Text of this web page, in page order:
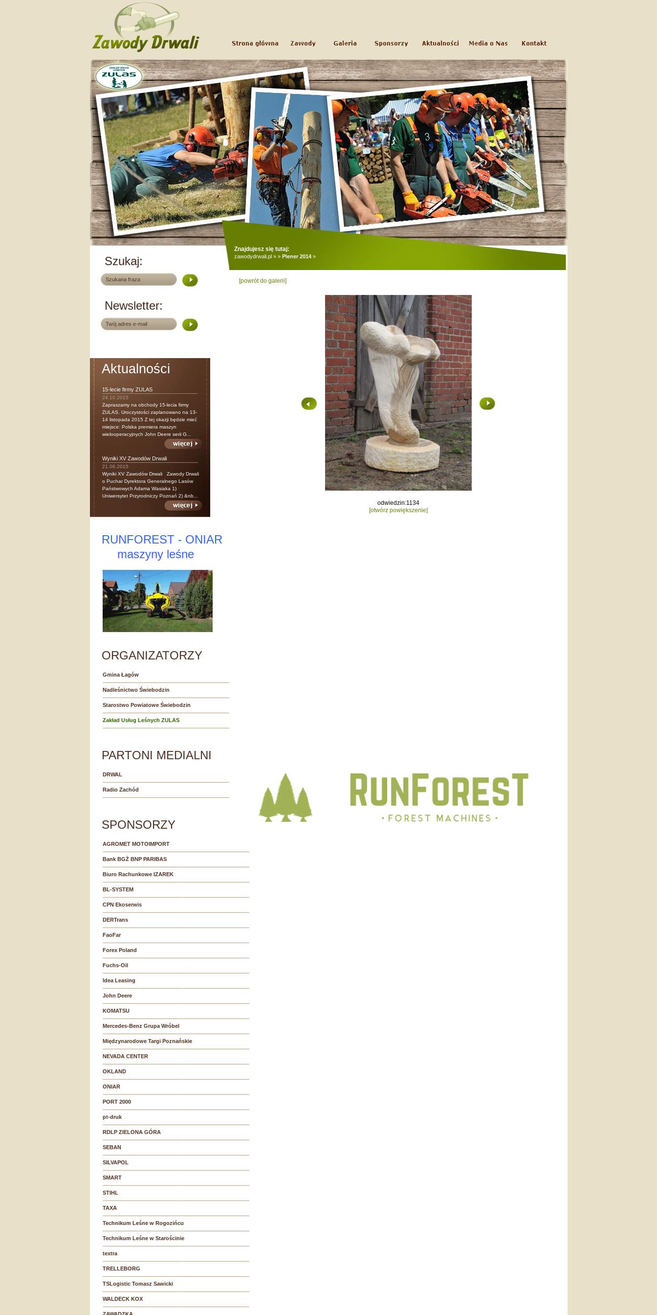
Szukaj:
Newsletter:
Aktualności
15-lecie firmy ZULAS
24.10.2015
Zapraszamy na obchody 15-lecia firmy
ZULAS. Uroczystości zaplanowano na 13-
14 listopada 2015 Z tej okazji będzie mieć
miejsce: Polska premiera maszyn
wielooperacyjnych John Deere serii G...
Wyniki XV Zawodów Drwali
21.06.2015
Wyniki XV Zawodów Drwali Zawody Drwali
o Puchar Dyrektora Generalnego Lasów
Państwowych Adama Wasiaka 1)
Uniwersytet Przyrodniczy Poznań 2) &nb...
RUNFOREST - ONIAR
maszyny leśne
ORGANIZATORZY
Gmina Łagów
Nadleśnictwo Świebodzin
Starostwo Powiatowe Świebodzin
Zakład Usług Leśnych ZULAS
PARTONI MEDIALNI
DRWAL
Radio Zachód
SPONSORZY
AGROMET MOTOIMPORT
Bank BGŻ BNP PARIBAS
Biuro Rachunkowe IZAREK
BL-SYSTEM
CPN Ekoserwis
DERTrans
FaoFar
Forex Poland
Fuchs-Oil
Idea Leasing
John Deere
KOMATSU
Mercedes-Benz Grupa Wróbel
Międzynarodowe Targi Poznańskie
NEVADA CENTER
OKLAND
ONIAR
PORT 2000
pt-druk
RDLP ZIELONA GÓRA
SEBAN
SILVAPOL
SMART
STIHL
TAXA
Technikum Leśne w Rogozińcu
Technikum Leśne w Starościnie
textra
TRELLEBORG
TSLogistic Tomasz Sawicki
WALDECK KOX
Znajdujesz się tutaj:
zawodydrwali.pl » » Plener 2014 »
[powrót do galerii]
odwiedzin:1134
[otwórz powiększenie]